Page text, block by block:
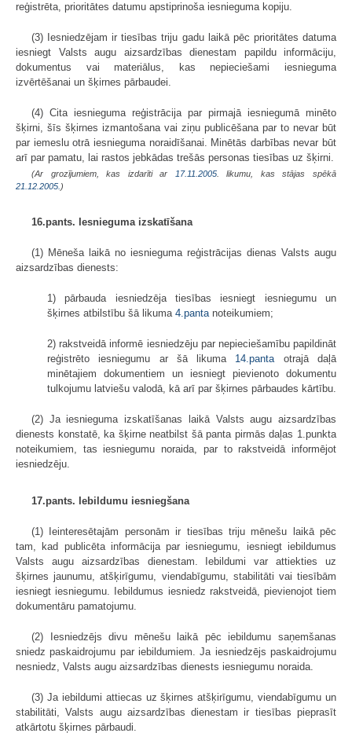
reģistrēta, prioritātes datumu apstiprinoša iesnieguma kopiju.
(3) Iesniedzējam ir tiesības triju gadu laikā pēc prioritātes datuma
iesniegt Valsts augu aizsardzības dienestam papildu informāciju,
dokumentus vai materiālus, kas nepieciešami iesnieguma
izvērtēšanai un šķirnes pārbaudei.
(4) Cita iesnieguma reģistrācija par pirmajā iesniegumā minēto
šķirni, šīs šķirnes izmantošana vai ziņu publicēšana par to nevar būt
par iemeslu otrā iesnieguma noraidīšanai. Minētās darbības nevar būt
arī par pamatu, lai rastos jebkādas trešās personas tiesības uz šķirni.
(Ar grozījumiem, kas izdarīti ar 17.11.2005. likumu, kas stājas spēkā
21.12.2005.)
16.pants. Iesnieguma izskatīšana
(1) Mēneša laikā no iesnieguma reģistrācijas dienas Valsts augu
aizsardzības dienests:
1) pārbauda iesniedzēja tiesības iesniegt iesniegumu un
šķirnes atbilstību šā likuma 4.pantanoteikumiem;
2) rakstveidā informē iesniedzēju par nepieciešamību papildināt
reģistrēto iesniegumu ar šā likuma 14.pantaotrajā daļā
minētajiem dokumentiem un iesniegt pievienoto dokumentu
tulkojumu latviešu valodā, kā arī par šķirnes pārbaudes kārtību.
(2) Ja iesnieguma izskatīšanas laikā Valsts augu aizsardzības
dienests konstatē, ka šķirne neatbilst šā panta pirmās daļas 1.punkta
noteikumiem, tas iesniegumu noraida, par to rakstveidā informējot
iesniedzēju.
17.pants. Iebildumu iesniegšana
(1) Ieinteresētajām personām ir tiesības triju mēnešu laikā pēc
tam, kad publicēta informācija par iesniegumu, iesniegt iebildumus
Valsts augu aizsardzības dienestam. Iebildumi var attiekties uz
šķirnes jaunumu, atšķirīgumu, viendabīgumu, stabilitāti vai tiesībām
iesniegt iesniegumu. Iebildumus iesniedz rakstveidā, pievienojot tiem
dokumentāru pamatojumu.
(2) Iesniedzējs divu mēnešu laikā pēc iebildumu saņemšanas
sniedz paskaidrojumu par iebildumiem. Ja iesniedzējs paskaidrojumu
nesniedz, Valsts augu aizsardzības dienests iesniegumu noraida.
(3) Ja iebildumi attiecas uz šķirnes atšķirīgumu, viendabīgumu un
stabilitāti, Valsts augu aizsardzības dienestam ir tiesības pieprasīt
atkārtotu šķirnes pārbaudi.